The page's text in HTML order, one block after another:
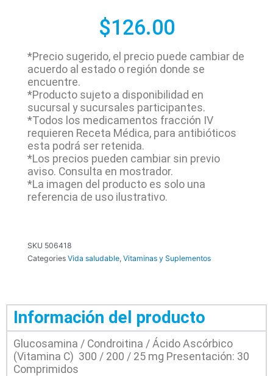
$126.00
*Precio sugerido, el precio puede cambiar de
acuerdo al estado o región donde se
encuentre.
*Producto sujeto a disponibilidad en
sucursal y sucursales participantes.
*Todos los medicamentos fracción IV
requieren Receta Médica, para antibióticos
esta podrá ser retenida.
*Los precios pueden cambiar sin previo
aviso. Consulta en mostrador.
*La imagen del producto es solo una
referencia de uso ilustrativo.
SKU 506418
Categories Vida saludable, Vitaminas y Suplementos
Información del producto
Glucosamina / Condroitina / Ácido Ascórbico
(Vitamina C) 300 / 200 / 25 mg Presentación: 30
Comprimidos